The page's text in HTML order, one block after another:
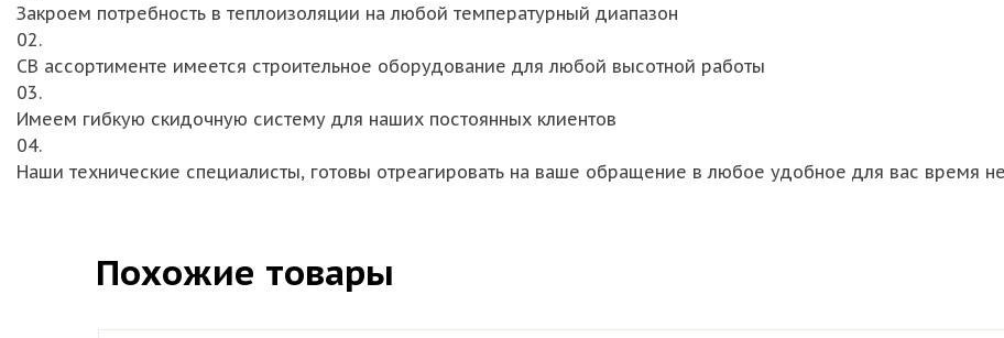
Закроем потребность в теплоизоляции на любой температурный диапазон
02.
СВ ассортименте имеется строительное оборудование для любой высотной работы
03.
Имеем гибкую скидочную систему для наших постоянных клиентов
04.
Наши технические специалисты, готовы отреагировать на ваше обращение в любое удобное для вас время
Похожие товары